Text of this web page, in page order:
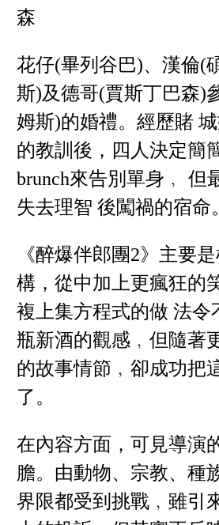
森
花仔(畢列谷巴)、漢倫(
斯)及德哥(賈斯丁巴森)
姆斯)的婚禮。經歷賭
的教訓後，四人決定簡
brunch來告別單身﹐ 但
失去理智 後闖禍的宿命
《醉爆伴郎團2》主要
構，從中加上更瘋狂的
複上集方程式的做 法令
瓶新酒的觀感﹐但隨著
的故事情節﹐卻成功把
了。
在內容方面，可見導演
膽。由動物、宗教、種
界限都受到挑戰﹐雖引